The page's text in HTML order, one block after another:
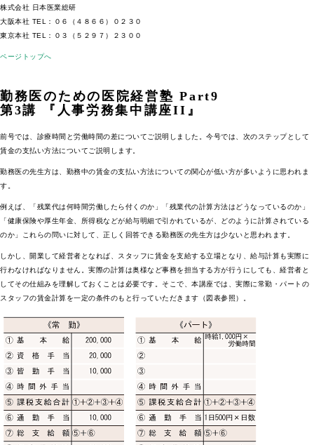
株式会社 日本医業総研
大阪本社 TEL：０６（４８６６）０２３０
東京本社 TEL：０３（５２９７）２３００
ページトップへ
勤務医のための医院経営塾 Part9
第3講 『人事労務集中講座II』
前号では、診療時間と労働時間の差についてご説明しました。今号では、次のステップとして
賃金の支払い方法についてご説明します。
勤務医の先生方は、勤務中の賃金の支払い方法についての関心が低い方が多いように思われま
す。
例えば、「残業代は何時間労働したら付くのか」「残業代の計算方法はどうなっているのか」
「健康保険や厚生年金、所得税などが給与明細で引かれているが、どのように計算されている
のか」これらの問いに対して、正しく回答できる勤務医の先生方は少ないと思われます。
しかし、開業して経営者となれば、スタッフに賃金を支給する立場となり、給与計算も実際に
行わなければなりません。実際の計算は奥様など事務を担当する方が行うにしても、経営者と
してその仕組みを理解しておくことは必要です。そこで、本講座では、実際に常勤・パートの
スタッフの賃金計算を一定の条件のもと行っていただきます（図表参照）。